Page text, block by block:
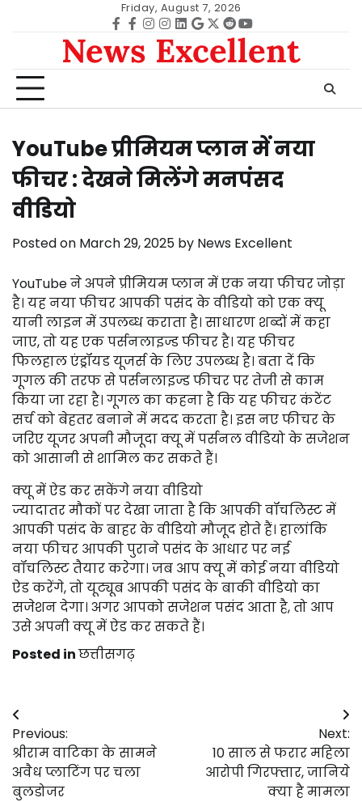
Friday, August 7, 2026
Facebook
facebook
Instagram
instagram
Linkedin
google
Twitter
redditYoutube
News Excellent
YouTube प्रीमियम प्लान में नया
फीचर : देखने मिलेंगे मनपंसद
वीडियो
Posted on March 29, 2025 by News Excellent
YouTube ने अपने प्रीमियम प्लान में एक नया फीचर जोड़ा
है। यह नया फीचर आपकी पसंद के वीडियो को एक क्यू
यानी लाइन में उपलब्ध कराता है। साधारण शब्दों में कहा
जाए, तो यह एक पर्सनलाइज्ड फीचर है। यह फीचर
फिलहाल एंड्रॉयड यूजर्स के लिए उपलब्ध है। बता दें कि
गूगल की तरफ से पर्सनलाइज्ड फीचर पर तेजी से काम
किया जा रहा है। गूगल का कहना है कि यह फीचर कंटेंट
सर्च को बेहतर बनाने में मदद करता है। इस नए फीचर के
जरिए यूजर अपनी मौजूदा क्यू में पर्सनल वीडियो के सजेशन
को आसानी से शामिल कर सकते हैं।
क्यू में ऐड कर सकेंगे नया वीडियो
ज्यादातर मौकों पर देखा जाता है कि आपकी वॉचलिस्ट में
आपकी पसंद के बाहर के वीडियो मौजूद होते हैं। हालांकि
नया फीचर आपकी पुराने पसंद के आधार पर नई
वॉचलिस्ट तैयार करेगा। जब आप क्यू में कोई नया वीडियो
ऐड करेंगे, तो यूट्यूब आपकी पसंद के बाकी वीडियो का
सजेशन देगा। अगर आपको सजेशन पसंद आता है, तो आप
उसे अपनी क्यू में ऐड कर सकते हैं।
Posted inछत्तीसगढ़
Post
navigation
Previous:
श्रीराम वाटिका के सामने
अवैध प्लाटिंग पर चला
बुलडोजर
Next:
10 साल से फरार महिला
आरोपी गिरफ्तार, जानिये
क्या है मामला